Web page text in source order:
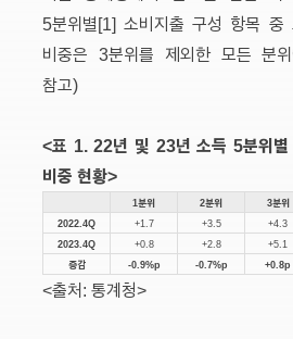
5분위별[1] 소비지출 구성 항목 중
비중은 3분위를 제외한 모든 분
참고)
<표 1. 22년 및 23년 소득 5분위별
비중 현황>
1분위 2분위 3분위
2022.4Q
+1.7 +3.5 +4.3
2023.4Q
+0.8 +2.8 +5.1
증감
-0.9%p -0.7%p +0.8p
<출처: 통계청>